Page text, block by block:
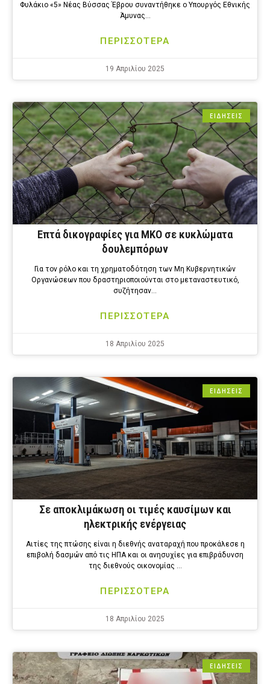
Φυλάκιο «5» Νέας Βύσσας Έβρου συναντήθηκε ο Υπουργός Εθνικής
Άμυνας…
ΠΕΡΙΣΣΟΤΕΡΑ
19 Απριλίου 2025
ΕΙΔΗΣΕΙΣ
Επτά δικογραφίες για ΜΚΟ σε κυκλώματα
δουλεμπόρων
Για τον ρόλο και τη χρηματοδότηση των Μη Κυβερνητικών
Οργανώσεων που δραστηριοποιούνται στο μεταναστευτικό,
συζήτησαν…
ΠΕΡΙΣΣΟΤΕΡΑ
18 Απριλίου 2025
ΕΙΔΗΣΕΙΣ
Σε αποκλιμάκωση οι τιμές καυσίμων και
ηλεκτρικής ενέργειας
Αιτίες της πτώσης είναι η διεθνής αναταραχή που προκάλεσε η
επιβολή δασμών από τις ΗΠΑ και οι ανησυχίες για επιβράδυνση
της διεθνούς οικονομίας …
ΠΕΡΙΣΣΟΤΕΡΑ
18 Απριλίου 2025
ΕΙΔΗΣΕΙΣ